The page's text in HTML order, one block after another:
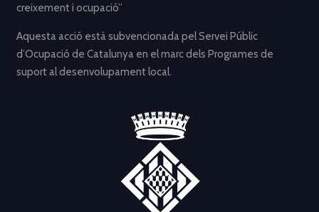
creixement i ocupació”
Aquesta acció està subvencionada pel Servei Públic
d’Ocupació de Catalunya en el marc dels Programes de
suport al desenvolupament local.